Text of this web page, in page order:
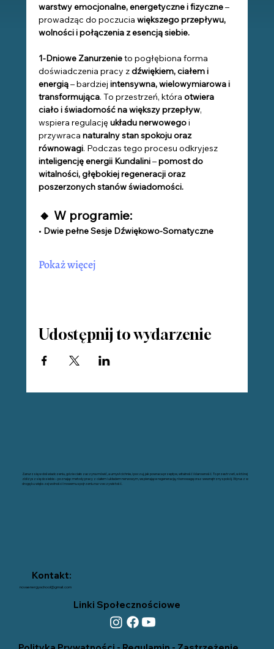
warstwy emocjonalne, energetyczne i fizyczne –
prowadząc do poczucia większego przepływu,
wolności i połączenia z esencjąsiebie.
1-Dniowe Zanurzenie to pogłębiona forma
doświadczenia pracy z dźwiękiem, ciałem i
energią – bardziej intensywna, wielowymiarowa i
transformująca. To przestrzeń, która otwiera
ciało i świadomość na większy przepływ,
wspiera regulację układu nerwowego i
przywraca naturalny stan spokoju oraz
równowagi. Podczas tego procesu odkryjesz
inteligencję energii Kundalini – pomost do
witalności, głębokiej regeneracji oraz
poszerzonych stanów świadomości.
🔸 W programie:
• Dwie pełne Sesje Dźwiękowo-Somatyczne
Pokaż więcej
Udostępnij to wydarzenie
Zanurz się w doświadczeniu, gdzie ciało zaczyna mówić, a umysł cichnie, i poczuj, jak powraca przepływ, witalność i klarowność. To przestrzeń, w której
zbliżysz się do siebie – poznając metody pracy z ciałem i układem nerwowym, wspierające regenerację, równowagę oraz wewnętrzny​ spokój. Wyrusz w
drogę ku większej wolności i nowemu spojrzeniu na rzeczywistość.
Kontakt:
novaenergyschool@gmail.com
Linki Społecznościowe